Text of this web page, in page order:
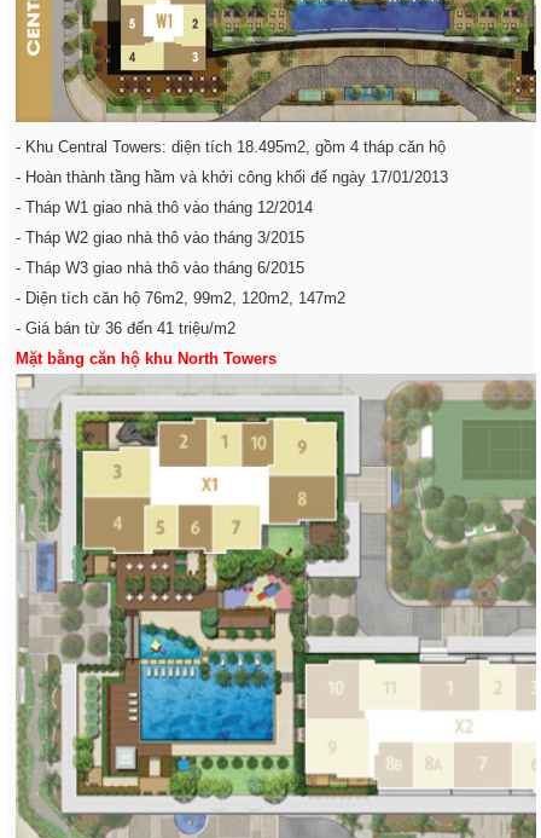
- Khu Central Towers: diện tích 18.495m2, gồm 4 tháp căn hộ
- Hoàn thành tầng hầm và khởi công khối đế ngày 17/01/2013
- Tháp W1 giao nhà thô vào tháng 12/2014
- Tháp W2 giao nhà thô vào tháng 3/2015
- Tháp W3 giao nhà thô vào tháng 6/2015
- Diện tích căn hộ 76m2, 99m2, 120m2, 147m2
- Giá bán từ 36 đến 41 triệu/m2
Mặt bằng căn hộ khu North Towers